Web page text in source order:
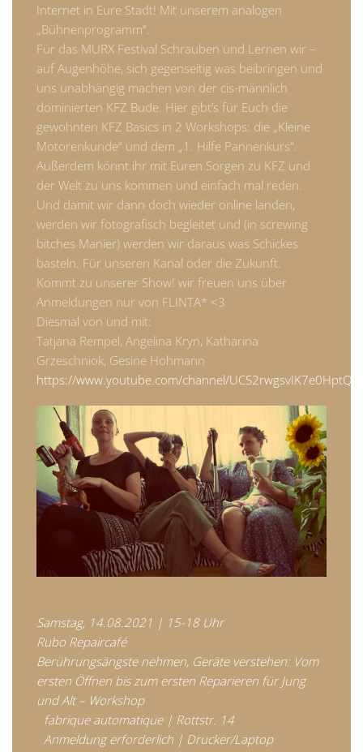
Internet in Eure Stadt! Mit unserem analogen
„Bühnenprogramm“.
Für das MURX Festival Schrauben und Lernen wir –
auf Augenhöhe, sich gegenseitig was beibringen und
uns unabhängig machen von der cis-männlich
dominierten KFZ Bude. Hier gibt’s für Euch die
gewohnten KFZ Basics in 2 Workshops: die „Kleine
Motorenkunde“ und dem „1. Hilfe Pannenkurs“.
Außerdem könnt ihr mit Euren Sorgen zu KFZ und
der Welt zu uns kommen und einfach mal reden.
Und damit wir dann doch wieder online landen,
werden wir fotografisch begleitet und (in screwing
bitches Manier) werden wir daraus was Schickes
basteln. Für unseren Kanal oder die Zukunft.
Kommt zu unserer Show! wir freuen uns über
Anmeldungen nur von FLINTA* <3
Diesmal von und mit:
Tatjana Rempel, Angelina Kryn, Katharina
Grzeschniok, Gesine Hohmann
https://www.youtube.com/channel/
Samstag, 14.08.2021 | 15-18 Uhr
Rubo Repaircafé
Berührungsängste nehmen, Geräte verstehen: Vom
ersten Öffnen bis zum ersten Reparieren für Jung
und Alt – Workshop
fabrique automatique | Rottstr. 14
Anmeldung erforderlich | Drucker/Laptop